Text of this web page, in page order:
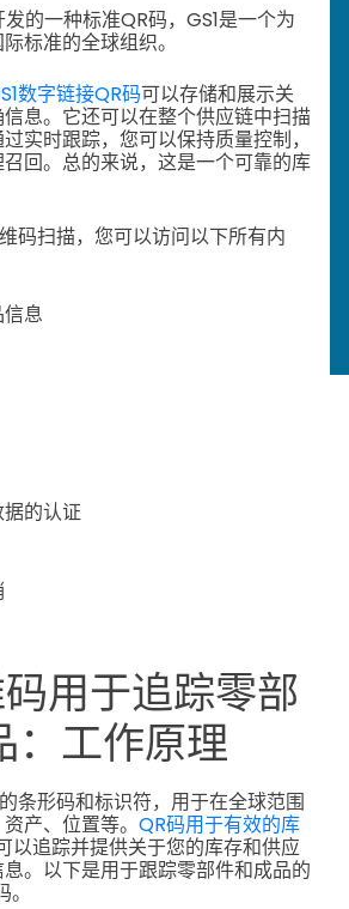
发的一种标准QR码，GS1是一个为
标准的全球组织。
数字链接QR码可以存储和展示关
息。它还可以在整个供应链中扫描
实时跟踪，您可以保持质量控制，
回。总的来说，这是一个可靠的库
码扫描，您可以访问以下所有内
息
的认证
码用于追踪零部
：工作原理
条形码和标识符，用于在全球范围
产、位置等。 QR码用于有效的库
以追踪并提供关于您的库存和供应
。以下是用于跟踪零部件和成品的